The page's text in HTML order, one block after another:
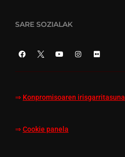
SARE SOZIALAK
⇒ Konpromisoaren irisgarritasuna
⇒ Cookie panela